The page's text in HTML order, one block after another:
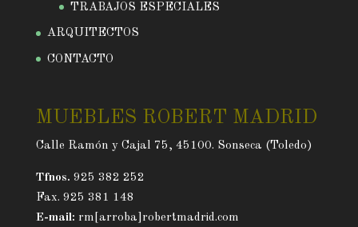
TRABAJOS ESPECIALES
ARQUITECTOS
CONTACTO
MUEBLES ROBERT MADRID
Calle Ramón y Cajal 75, 45100. Sonseca (Toledo)
Tfnos. 925 382 252
Fax. 925 381 148
E-mail: rm[arroba]robertmadrid.com